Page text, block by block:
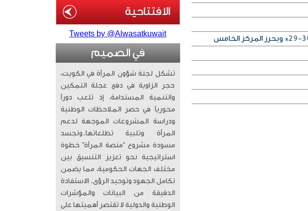
Tweets by @Alwasatkuwait
في الصميم
تشكل لجنة شؤون المرأة في الكويت،
حجر الزاوية في دفع عجلة التمكين
والتنمية المستدامة، إذ تلعب دوراً
محورياً في حصر الملاحظات الوطنية
ودراسة المشروعات الموجهة لدعم
المرأة وتلبية تطلعاتها. ​وتجسد
مسودة مشروع “منصة المرأة” خطوة
استراتيجية نحو تعزيز التنسيق بين
مختلف الجهات الحكومية، مما يضمن
تكامل الجهود وتوحيد الرؤى. الاستفادة
الدقيقة من البيانات والمؤشرات
الوطنية والدولية لا تقتصر أهميتها على